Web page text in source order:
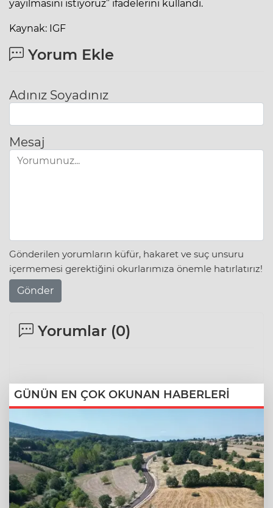
yayılmasını istiyoruz” ifadelerini kullandı.
Kaynak: IGF
Yorum Ekle
Adınız Soyadınız
Mesaj
Gönderilen yorumların küfür, hakaret ve suç unsuru
içermemesi gerektiğini okurlarımıza önemle hatırlatırız!
Gönder
Yorumlar (0)
GÜNÜN EN ÇOK OKUNAN HABERLERİ